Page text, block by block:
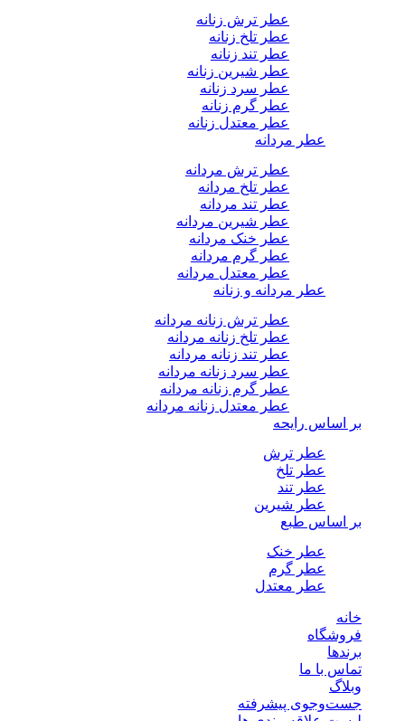
عطر ترش زنانه
عطر تلخ زنانه
عطر تند زنانه
عطر شیرین زنانه
عطر سرد زنانه
عطر گرم زنانه
عطر معتدل زنانه
عطر مردانه
عطر ترش مردانه
عطر تلخ مردانه
عطر تند مردانه
عطر شیرین مردانه
عطر خنک مردانه
عطر گرم مردانه
عطر معتدل مردانه
عطر مردانه و زنانه
عطر ترش زنانه مردانه
عطر تلخ زنانه مردانه
عطر تند زنانه مردانه
عطر سرد زنانه مردانه
عطر گرم زنانه مردانه
عطر معتدل زنانه مردانه
بر اساس رایحه
عطر ترش
عطر تلخ
عطر تند
عطر شیرین
بر اساس طبع
عطر خنک
عطر گرم
عطر معتدل
خانه
فروشگاه
برندها
تماس با ما
وبلاگ
جست‌وجوی پیشرفته